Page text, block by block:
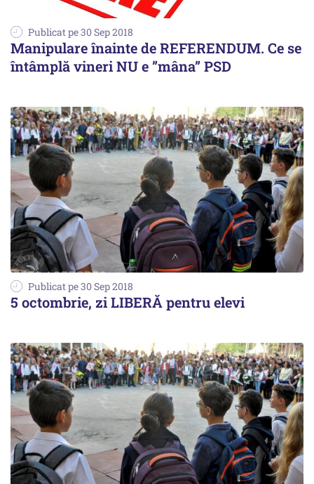
Publicat pe 30 Sep 2018
Manipulare înainte de REFERENDUM. Ce se
întâmplă vineri NU e ”mâna” PSD
Publicat pe 30 Sep 2018
5 octombrie, zi LIBERĂ pentru elevi